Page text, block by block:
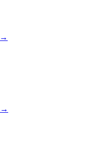
→
→